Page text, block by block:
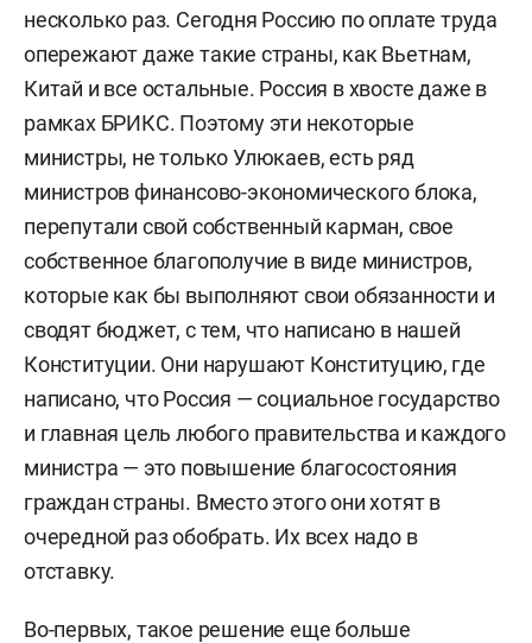
несколько раз. Сегодня Россию по оплате труда
опережают даже такие страны, как Вьетнам,
Китай и все остальные. Россия в хвосте даже в
рамках БРИКС. Поэтому эти некоторые
министры, не только Улюкаев, есть ряд
министров финансово-экономического блока,
перепутали свой собственный карман, свое
собственное благополучие в виде министров,
которые как бы выполняют свои обязанности и
сводят бюджет, с тем, что написано в нашей
Конституции. Они нарушают Конституцию, где
написано, что Россия — социальное государство
и главная цель любого правительства и каждого
министра — это повышение благосостояния
граждан страны. Вместо этого они хотят в
очередной раз обобрать. Их всех надо в
отставку.
Во-первых, такое решение еще больше